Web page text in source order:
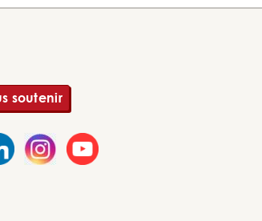
soutenir
Facebook des PEP Grand Oise
Page LinkedIn des PEP Grand Oise
Page Instagram des PEP Grand